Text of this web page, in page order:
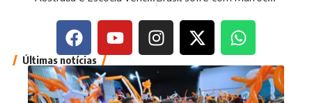
Últimas notícias